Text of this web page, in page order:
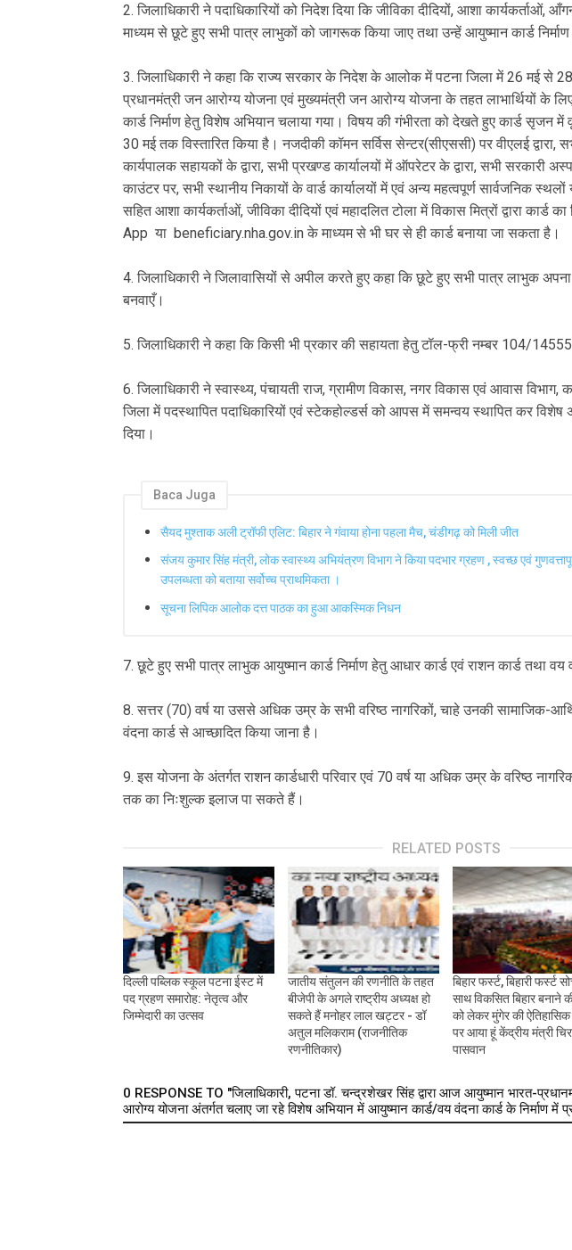
2. जिलाधिकारी ने पदाधिकारियों को निदेश दिया कि जीविका दीदियों, आशा कार्यकर्ताओं,
माध्यम से छूटे हुए सभी पात्र लाभुकों को जागरूक किया जाए तथा उन्हें आयुष्मान कार्ड
3. जिलाधिकारी ने कहा कि राज्य सरकार के निदेश के आलोक में पटना जिला में 26 मई से
प्रधानमंत्री जन आरोग्य योजना एवं मुख्यमंत्री जन आरोग्य योजना के तहत लाभार्थियों के
कार्ड निर्माण हेतु विशेष अभियान चलाया गया। विषय की गंभीरता को देखते हुए कार्ड सृजन
30 मई तक विस्तारित किया है। नजदीकी कॉमन सर्विस सेन्टर(सीएससी) पर वीएलई द्वारा,
कार्यपालक सहायकों के द्वारा, सभी प्रखण्ड कार्यालयों में ऑपरेटर के द्वारा, सभी सरकारी
काउंटर पर, सभी स्थानीय निकायों के वार्ड कार्यालयों में एवं अन्य महत्वपूर्ण सार्वजनिक स्थलों
सहित आशा कार्यकर्ताओं, जीविका दीदियों एवं महादलित टोला में विकास मित्रों द्वारा कार्ड
App या beneficiary.nha.gov.in के माध्यम से भी घर से ही कार्ड बनाया जा सकता है।
4. जिलाधिकारी ने जिलावासियों से अपील करते हुए कहा कि छूटे हुए सभी पात्र लाभुक
बनवाएँ।
5. जिलाधिकारी ने कहा कि किसी भी प्रकार की सहायता हेतु टॉल-फ्री नम्बर 104/
6. जिलाधिकारी ने स्वास्थ्य, पंचायती राज, ग्रामीण विकास, नगर विकास एवं आवास विभाग,
जिला में पदस्थापित पदाधिकारियों एवं स्टेकहोल्डर्स को आपस में समन्वय स्थापित कर
दिया।
Baca Juga
सैयद मुश्ताक अली ट्रॉफी एलिट: बिहार ने गंवाया होना पहला मैच, चंडीगढ़ को मिली जीत
संजय कुमार सिंह मंत्री, लोक स्वास्थ्य अभियंत्रण विभाग ने किया पदभार ग्रहण , स्वच्छ एवं
उपलब्धता को बताया सर्वोच्च प्राथमिकता ।
सूचना लिपिक आलोक दत्त पाठक का हुआ आकस्मिक निधन
7. छूटे हुए सभी पात्र लाभुक आयुष्मान कार्ड निर्माण हेतु आधार कार्ड एवं राशन कार्ड तथा वय
8. सत्तर (70) वर्ष या उससे अधिक उम्र के सभी वरिष्ठ नागरिकों, चाहे उनकी सामाजिक-
वंदना कार्ड से आच्छादित किया जाना है।
9. इस योजना के अंतर्गत राशन कार्डधारी परिवार एवं 70 वर्ष या अधिक उम्र के वरिष्ठ
तक का निःशुल्क इलाज पा सकते हैं।
RELATED POSTS
दिल्ली पब्लिक स्कूल पटना ईस्ट में
पद ग्रहण समारोह: नेतृत्व और
जिम्मेदारी का उत्सव
जातीय संतुलन की रणनीति के तहत
बीजेपी के अगले राष्ट्रीय अध्यक्ष हो
सकते हैं मनोहर लाल खट्टर - डॉ
अतुल मलिकराम (राजनीतिक
रणनीतिकार)
बिहार फर्स्ट, बिहारी फर्स्ट
साथ विकसित बिहार बनाने
को लेकर मुंगेर की ऐतिहासिक
पर आया हूं केंद्रीय मंत्री
पासवान
0 RESPONSE TO "जिलाधिकारी, पटना डॉ. चन्द्रशेखर सिंह द्वारा आज आयुष्मान भारत-
आरोग्य योजना अंतर्गत चलाए जा रहे विशेष अभियान में आयुष्मान कार्ड/वय वंदना कार्ड के निर्माण में